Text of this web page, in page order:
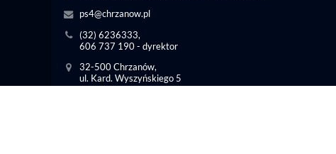
ps4@chrzanow.pl
(32) 6236333,
606 737 190 - dyrektor
32-500 Chrzanów,
ul. Kard. Wyszyńskiego 5
Poland